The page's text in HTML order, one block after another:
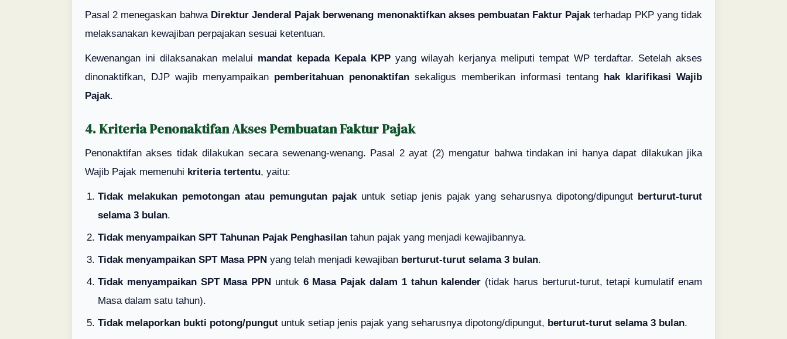
Pasal 2 menegaskan bahwa Direktur Jenderal Pajak berwenang menonaktifkan akses pembuatan Faktur Pajakterhadap PKP yang tidak
melaksanakan kewajiban perpajakan sesuai ketentuan.
Kewenangan ini dilaksanakan melalui mandat kepada Kepala KPP yang wilayah kerjanya meliputi tempat WP terdaftar. Setelah akses
dinonaktifkan, DJP wajib menyampaikan pemberitahuan penonaktifan sekaligus memberikan informasi tentang hak klarifikasi Wajib
Pajak.
4. Kriteria Penonaktifan Akses Pembuatan Faktur Pajak
Penonaktifan akses tidak dilakukan secara sewenang-wenang. Pasal 2 ayat (2) mengatur bahwa tindakan ini hanya dapat dilakukan jika
Wajib Pajak memenuhi kriteria tertentu, yaitu:
Tidak melakukan pemotongan atau pemungutan pajakuntuk setiap jenis pajak yang seharusnya dipotong/dipungut berturut-turut
selama 3 bulan.
Tidak menyampaikan SPT Tahunan Pajak Penghasilan tahun pajak yang menjadi kewajibannya.
Tidak menyampaikan SPT Masa PPN yang telah menjadi kewajiban berturut-turut selama 3 bulan.
Tidak menyampaikan SPT Masa PPN untuk 6 Masa Pajak dalam 1 tahun kalender (tidak harus berturut-turut, tetapi kumulatif enam
Masa dalam satu tahun).
Tidak melaporkan bukti potong/pungut untuk setiap jenis pajak yang seharusnya dipotong/dipungut, berturut-turut selama 3 bulan.